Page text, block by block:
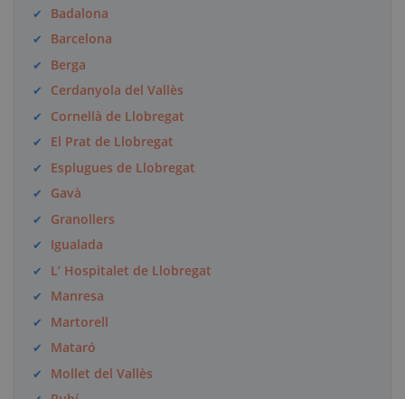
Badalona
Barcelona
Berga
Cerdanyola del Vallès
Cornellà de Llobregat
El Prat de Llobregat
Esplugues de Llobregat
Gavà
Granollers
Igualada
L’ Hospitalet de Llobregat
Manresa
Martorell
Mataró
Mollet del Vallès